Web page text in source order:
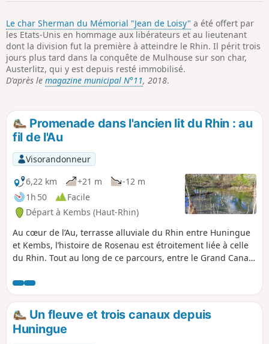
Le char Sherman du Mémorial "Jean de Loisy" a été offert par
les Etats-Unis en hommage aux libérateurs et au lieutenant
dont la division fut la première à atteindre le Rhin. Il périt trois
jours plus tard dans la conquête de Mulhouse sur son char,
Austerlitz, qui y est depuis resté immobilisé.
D'après le magazine municipal N°11, 2018.
Promenade dans l'ancien lit du Rhin : au
fil de l'Au
Visorandonneur
6,22 km
+21 m
-12 m
1h 50
Facile
Départ à Kembs (Haut-Rhin)
Au cœur de l’Au, terrasse alluviale du Rhin entre Huningue
et Kembs, l’histoire de Rosenau est étroitement liée à celle
du Rhin. Tout au long de ce parcours, entre le Grand Canal
d'une écluse, sur les rives des canaux ou des ruisseaux,
l'eau est omniprésente.
Un fleuve et trois canaux depuis
Huningue